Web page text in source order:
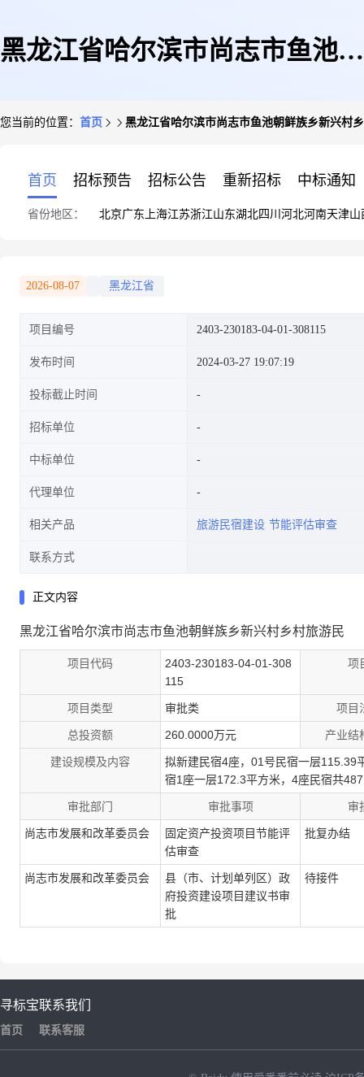
黑龙江省哈尔滨市尚志市鱼池朝
您当前的位置： 首页 黑龙江省哈尔滨市尚志市鱼池朝鲜族乡新兴村
首页 招标预告 招标公告 重新招标 中标通知
省份地区： 北京广东 上海江苏浙江山东湖北四川 河北河南天津山
2026-08-07 黑龙江省
项目编号 2403-230183-04-01-308115
发布时间 2024-03-27 19:07:19
投标截止时间
招标单位
中标单位
代理单位
相关产品 旅游民宿建设 节能评估审查
联系方式
正文内容
黑龙江省哈尔滨市尚志市鱼池朝鲜族乡新兴村乡村旅游民
项目代码
2403-230183-04-01-308
115
项
项目类型 审批类 项目
总投资额 260.0000万元 产业结
建设规模及内容
拟新建民宿4座，01号民宿一层115.39
宿1座一层172.3平方米，4座民宿共
审批部门 审批事项 审
尚志市发展和改革委员会
固定资产投资项目节能评
估审查
批复办结
尚志市发展和改革委员会
县（市、计划单列区）政
府投资建设项目建议书审
批
待接件
寻标宝
首页
联系我们
联系客服